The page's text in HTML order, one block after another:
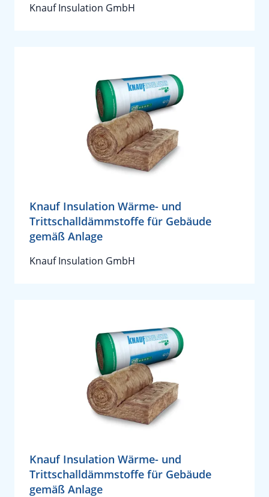
Knauf Insulation GmbH
Knauf Insulation Wärme- und
Trittschalldämmstoffe für Gebäude
gemäß Anlage
Knauf Insulation GmbH
Knauf Insulation Wärme- und
Trittschalldämmstoffe für Gebäude
gemäß Anlage